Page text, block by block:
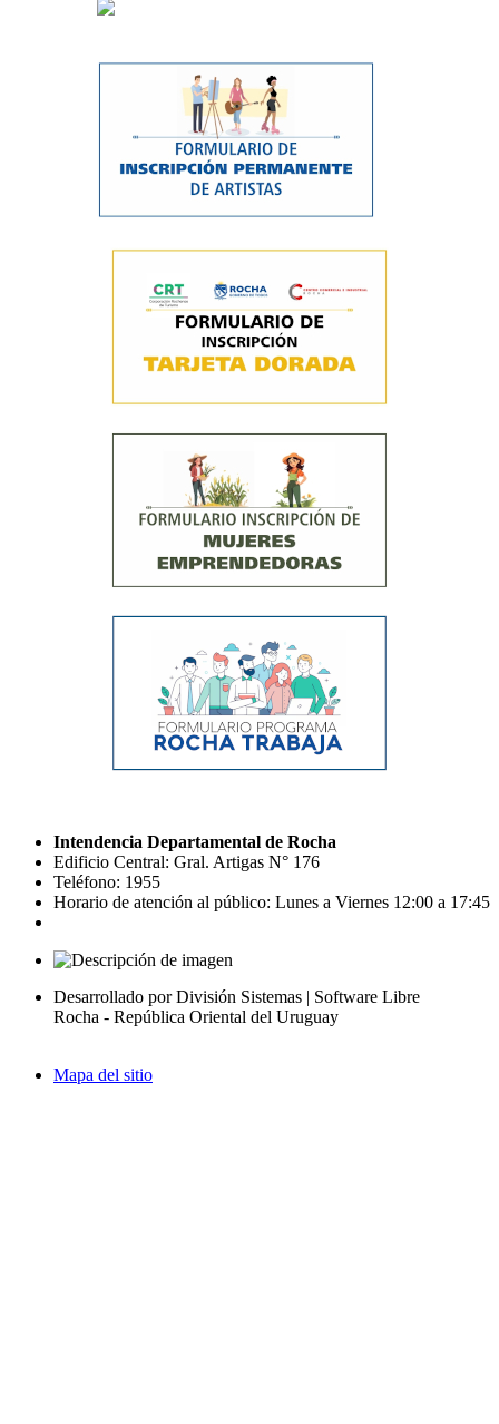
Intendencia Departamental de Rocha
Edificio Central: Gral. Artigas N° 176
Teléfono: 1955
Horario de atención al público: Lunes a Viernes 12:00 a 17:45
Desarrollado por División Sistemas | Software Libre
Rocha - República Oriental del Uruguay
Mapa del sitio